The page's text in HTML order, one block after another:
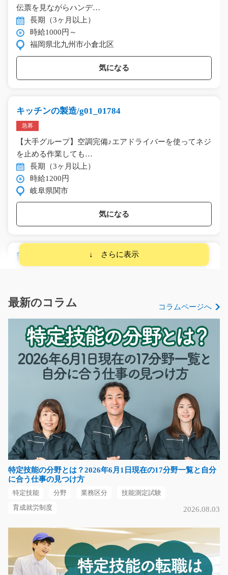
伝票を見ながらハンデ…
長期（3ヶ月以上）
時給1000円～
福岡県北九州市小倉北区
気になる
キッチンの製造/g01_01784
急募
【大手グループ】空調完備♪エアドライバーを使ってネジ
を止める作業しても…
長期（3ヶ月以上）
時給1200円
岐阜県関市
気になる
部品の組立スタッフ/y03_01728
に使われる軽量ウレ…
時給1,200円～1,500円
佐賀県鳥栖市
気になる
フィルム状シートの製造補助/g06_00559
新着の無期雇用求人の募集です☆ フィルム状のシートの
原反を機械にセット…
長期（3ヶ月以上）
月給206,000円（試用期間3か月…
京都府京都市山科区
自動車部品製造の機械オペレーター/t03_00564
自動車部品の製造のお仕事をお願いします。部品をセッ
最新のコラム コラムページへ
特定技能の分野とは？2026年6月1日現在の17分野一覧と自分
に合う仕事の見つけ方
特定技能 分野 業務区分 技能測定試験
育成就労制度 2026.08.03